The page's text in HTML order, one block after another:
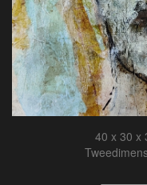
40 x 30 x